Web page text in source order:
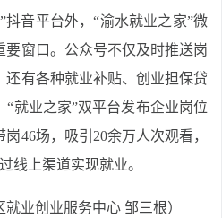
抖音平台外，“渝水就业之家”微
窗口。公众号不仅及时推送岗
有各种就业补贴、创业担保贷
就业之家”双平台发布企业岗位
46场，吸引20余万人次观看，
线上渠道实现就业。
就业创业服务中心 邹三根）